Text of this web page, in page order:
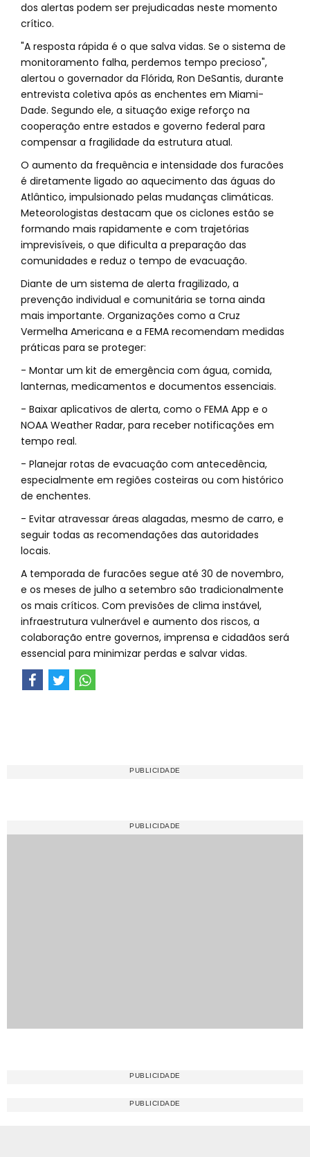
dos alertas podem ser prejudicadas neste momento
crítico.
"A resposta rápida é o que salva vidas. Se o sistema de
monitoramento falha, perdemos tempo precioso",
alertou o governador da Flórida, Ron DeSantis, durante
entrevista coletiva após as enchentes em Miami-
Dade. Segundo ele, a situação exige reforço na
cooperação entre estados e governo federal para
compensar a fragilidade da estrutura atual.
O aumento da frequência e intensidade dos furacões
é diretamente ligado ao aquecimento das águas do
Atlântico, impulsionado pelas mudanças climáticas.
Meteorologistas destacam que os ciclones estão se
formando mais rapidamente e com trajetórias
imprevisíveis, o que dificulta a preparação das
comunidades e reduz o tempo de evacuação.
Diante de um sistema de alerta fragilizado, a
prevenção individual e comunitária se torna ainda
mais importante. Organizações como a Cruz
Vermelha Americana e a FEMA recomendam medidas
práticas para se proteger:
- Montar um kit de emergência com água, comida,
lanternas, medicamentos e documentos essenciais.
- Baixar aplicativos de alerta, como o FEMA App e o
NOAA Weather Radar, para receber notificações em
tempo real.
- Planejar rotas de evacuação com antecedência,
especialmente em regiões costeiras ou com histórico
de enchentes.
- Evitar atravessar áreas alagadas, mesmo de carro, e
seguir todas as recomendações das autoridades
locais.
A temporada de furacões segue até 30 de novembro,
e os meses de julho a setembro são tradicionalmente
os mais críticos. Com previsões de clima instável,
infraestrutura vulnerável e aumento dos riscos, a
colaboração entre governos, imprensa e cidadãos será
essencial para minimizar perdas e salvar vidas.